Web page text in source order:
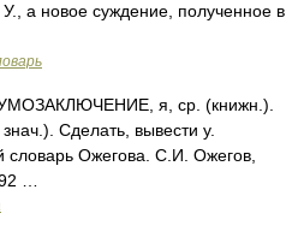
а новое суждение, полученное в
я, ср. (книжн.).
Сделать, вывести у.
словарь Ожегова. С.И. Ожегов,
…